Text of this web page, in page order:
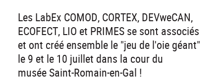
Les LabEx COMOD, CORTEX, DEVweCAN,
ECOFECT, LIO et PRIMES se sont associés
et ont créé ensemble le "jeu de l'oie géant"
le 9 et le 10 juillet dans la cour du
musée Saint-Romain-en-Gal !